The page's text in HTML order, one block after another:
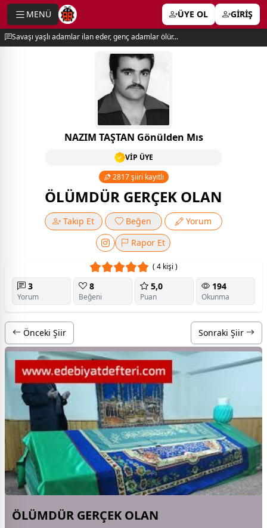
MENÜ ÜYE OL GİRİŞ
Savaşı yaşlı adamlar ilan eder, genç adamlar ölür...
NAZIM TAŞTAN Gönülden Mıs
VİP ÜYE
2817 şiiri kayıtlı
ÖLÜMDÜR GERÇEK OLAN
Takip Et Beğen
Yorum
Rapor Et
( 4 kişi )
3
Yorum
8
Beğeni
5,0
Puan
194
Okunma
Önceki Şiir Sonraki Şiir
ÖLÜMDÜR GERÇEK OLAN
menu